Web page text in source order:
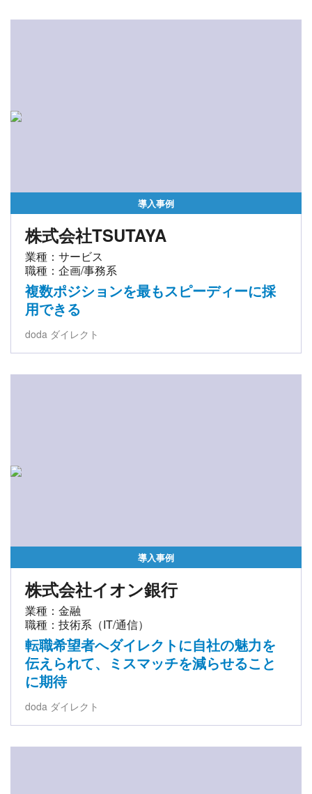
導入事例
株式会社TSUTAYA
業種：サービス
職種：企画/事務系
複数ポジションを最もスピーディーに採
用できる
doda ダイレクト
導入事例
株式会社イオン銀行
業種：金融
職種：技術系（IT/通信）
転職希望者へダイレクトに自社の魅力を
伝えられて、ミスマッチを減らせること
に期待
doda ダイレクト